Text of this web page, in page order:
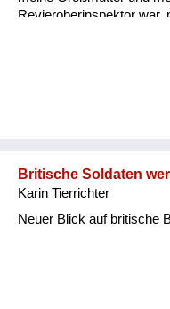
Revieroberinspektor war,
dann mit einem Glas
und stelle es vor ihn hin.
Britische Soldaten
Karin Tierrichter
Neuer Blick auf britische